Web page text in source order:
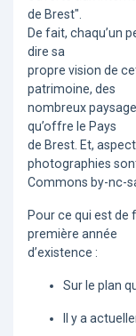
de Brest".
De fait, chaqu’un
dire sa
propre vision de
patrimoine, des
nombreux
qu’offre le Pays
de Brest. Et,
photographies
Commons by-nc-
Pour ce qui est de
première année
d’existence :
Sur le plan
Il y a